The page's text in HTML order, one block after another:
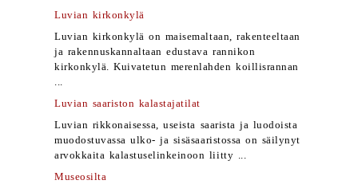
Luvian kirkonkylä
Luvian kirkonkylä on maisemaltaan, rakenteeltaan
ja rakennuskannaltaan edustava rannikon
kirkonkylä. Kuivatetun merenlahden koillisrannan
...
Luvian saariston kalastajatilat
Luvian rikkonaisessa, useista saarista ja luodoista
muodostuvassa ulko- ja sisäsaaristossa on säilynyt
arvokkaita kalastuselinkeinoon liitty ...
Museosilta